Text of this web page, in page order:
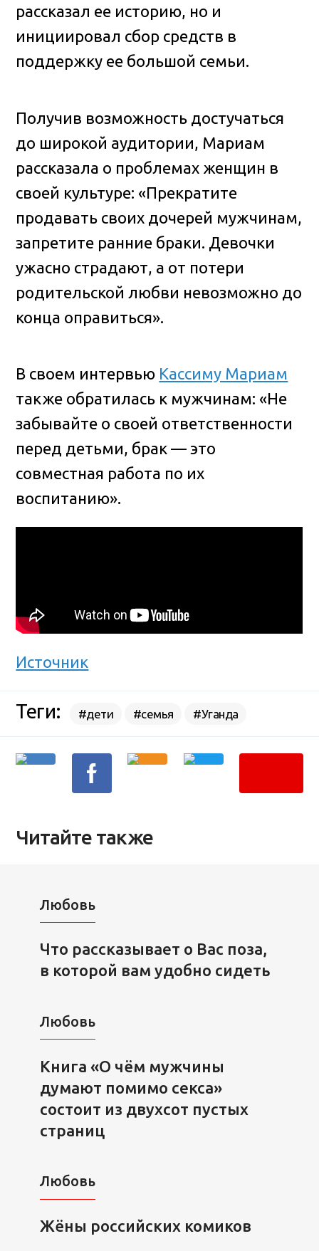
рассказал ее историю, но и
инициировал сбор средств в
поддержку ее большой семьи.
Получив возможность достучаться
до широкой аудитории, Мариам
рассказала о проблемах женщин в
своей культуре: «Прекратите
продавать своих дочерей мужчинам,
запретите ранние браки. Девочки
ужасно страдают, а от потери
родительской любви невозможно до
конца оправиться».
В своем интервью Кассиму Мариам
также обратилась к мужчинам: «Не
забывайте о своей ответственности
перед детьми, брак — это
совместная работа по их
воспитанию».
Источник
Теги: #дети #семья #Уганда
Читайте также
Любовь
Что рассказывает о Вас поза,
в которой вам удобно сидеть
Любовь
Книга «О чём мужчины
думают помимо секса»
состоит из двухсот пустых
страниц
Любовь
Жёны российских комиков